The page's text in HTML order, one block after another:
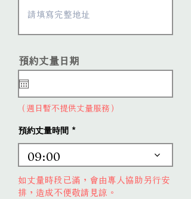
預約丈量日期
e
i
r
（週日暫不提供丈量服務）
預約丈量時間
09:00
如丈量時段已滿，會由專人協助另行安
排，造成不便敬請見諒。